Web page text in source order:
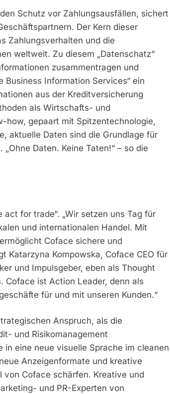
Schutz vor Zahlungsausfällen, sichert
Der Kern dieser
Zahlungsverhalten und die
weltweit. Zu diesem „Datenschatz“
zusammentragen und
Information Services“ ein
aus der Kreditversicherung
als Wirtschafts- und
how, gepaart mit Spitzentechnologie,
aktuelle Daten sind die Grundlage für
Daten. Keine Taten!“ – so die
for trade“. „Wir setzen uns Tag für
und internationalen Handel. Mit
Coface sichere und
Katarzyna Kompowska, Coface CEO für
und Impulsgeber, eben als Thought
Coface ist Action Leader, denn als
für und mit unseren Kunden.“
Anspruch, als die
und Risikomanagement
eine neue visuelle Sprache im cleanen
Anzeigenformate und kreative
von Coface schärfen. Kreative und
und PR-Experten von